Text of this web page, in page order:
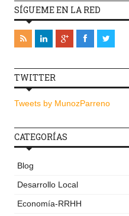
SÍGUEME EN LA RED
TWITTER
Tweets by MunozParreno
CATEGORÍAS
Blog
Desarrollo Local
Economía-RRHH